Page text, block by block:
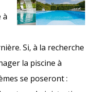
à
Si, à la recherche
la piscine à
se poseront :